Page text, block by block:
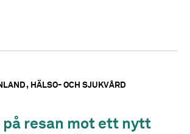
HÄLSO- OCH SJUKVÅRD
resan mot ett nytt